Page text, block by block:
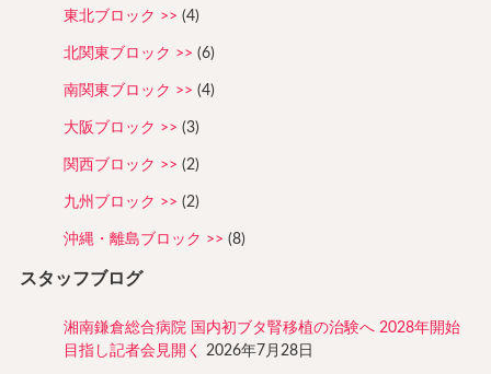
東北ブロック (4)
北関東ブロック (6)
南関東ブロック (4)
大阪ブロック (3)
関西ブロック (2)
九州ブロック (2)
沖縄・離島ブロック (8)
スタッフブログ
湘南鎌倉総合病院 国内初ブタ腎移植の治験へ 2028年開始
目指し記者会見開く
2026年7月28日